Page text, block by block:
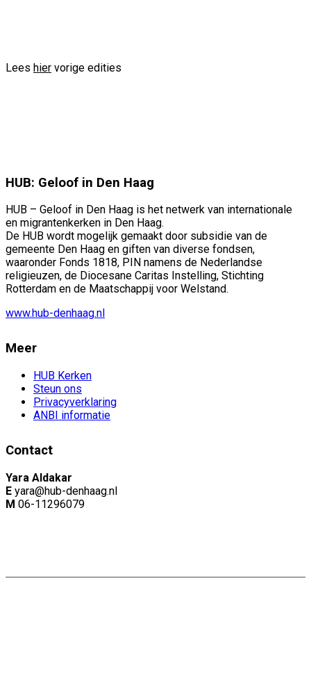
Lees hier vorige edities
HUB: Geloof in Den Haag
HUB – Geloof in Den Haag is het netwerk van internationale
en migrantenkerken in Den Haag.
De HUB wordt mogelijk gemaakt door subsidie van de
gemeente Den Haag en giften van diverse fondsen,
waaronder Fonds 1818, PIN namens de Nederlandse
religieuzen, de Diocesane Caritas Instelling, Stichting
Rotterdam en de Maatschappij voor Welstand.
www.hub-denhaag.nl
Meer
HUB Kerken
Steun ons
Privacyverklaring
ANBI informatie
Contact
Yara Aldakar
E yara@hub-denhaag.nl
M 06-11296079